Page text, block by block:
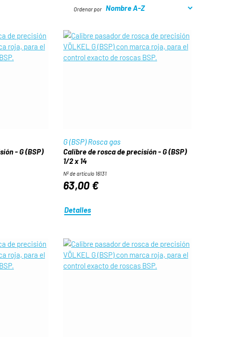
Ordenar por
- G (BSP)
G (BSP) Rosca gas
Calibre de rosca de precisión - G (BSP)
1/2 x 14
Nº de artículo 16131
63,00 €
Detalles